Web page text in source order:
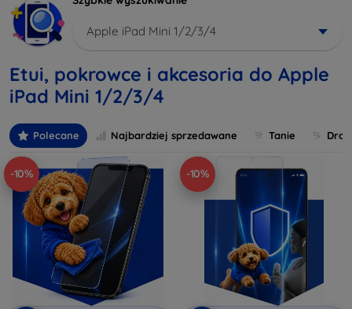
Apple iPad Mini 1/2/3/4
Etui, pokrowce i akcesoria do Apple
iPad Mini 1/2/3/4
Polecane Najbardziej sprzedawane Tanie
-10% -10%